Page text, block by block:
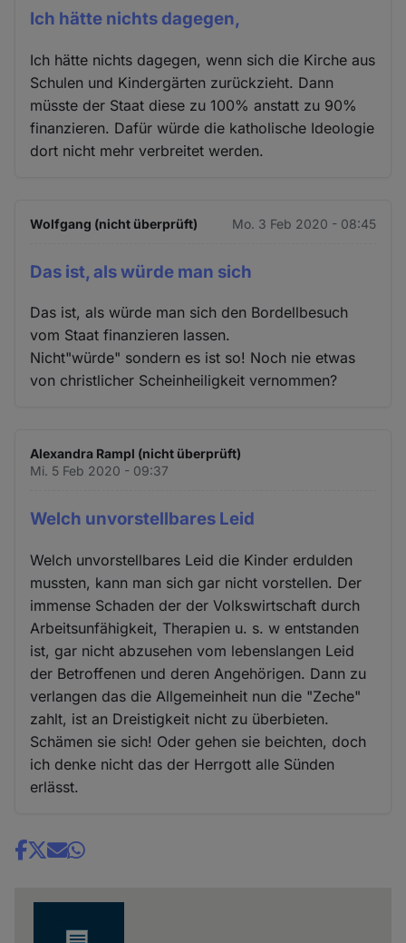
Ich hätte nichts dagegen,
Ich hätte nichts dagegen, wenn sich die Kirche aus
Schulen und Kindergärten zurückzieht. Dann
müsste der Staat diese zu 100% anstatt zu 90%
finanzieren. Dafür würde die katholische Ideologie
dort nicht mehr verbreitet werden.
Wolfgang (nicht überprüft) Mo. 3 Feb 2020 - 08:45
Das ist, als würde man sich
Das ist, als würde man sich den Bordellbesuch
vom Staat finanzieren lassen.
Nicht"würde" sondern es ist so! Noch nie etwas
von christlicher Scheinheiligkeit vernommen?
Alexandra Rampl (nicht überprüft)
Mi. 5 Feb 2020 - 09:37
Welch unvorstellbares Leid
Welch unvorstellbares Leid die Kinder erdulden
mussten, kann man sich gar nicht vorstellen. Der
immense Schaden der der Volkswirtschaft durch
Arbeitsunfähigkeit, Therapien u. s. w entstanden
ist, gar nicht abzusehen vom lebenslangen Leid
der Betroffenen und deren Angehörigen. Dann zu
verlangen das die Allgemeinheit nun die "Zeche"
zahlt, ist an Dreistigkeit nicht zu überbieten.
Schämen sie sich! Oder gehen sie beichten, doch
ich denke nicht das der Herrgott alle Sünden
erlässt.
Share